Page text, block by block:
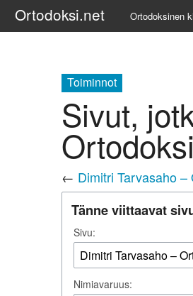
Ortodoksi.net Ortodoksinen
Opetuspuheet
Kirkkohistoria
Etiikka
Uskonoppi
Kirkkotaide
Pyhät ihmiset
Toiminnot
Sivut,
← Dimitri Tarvasaho
Tänne viittaavat
Sivu:
Nimiavaruus: